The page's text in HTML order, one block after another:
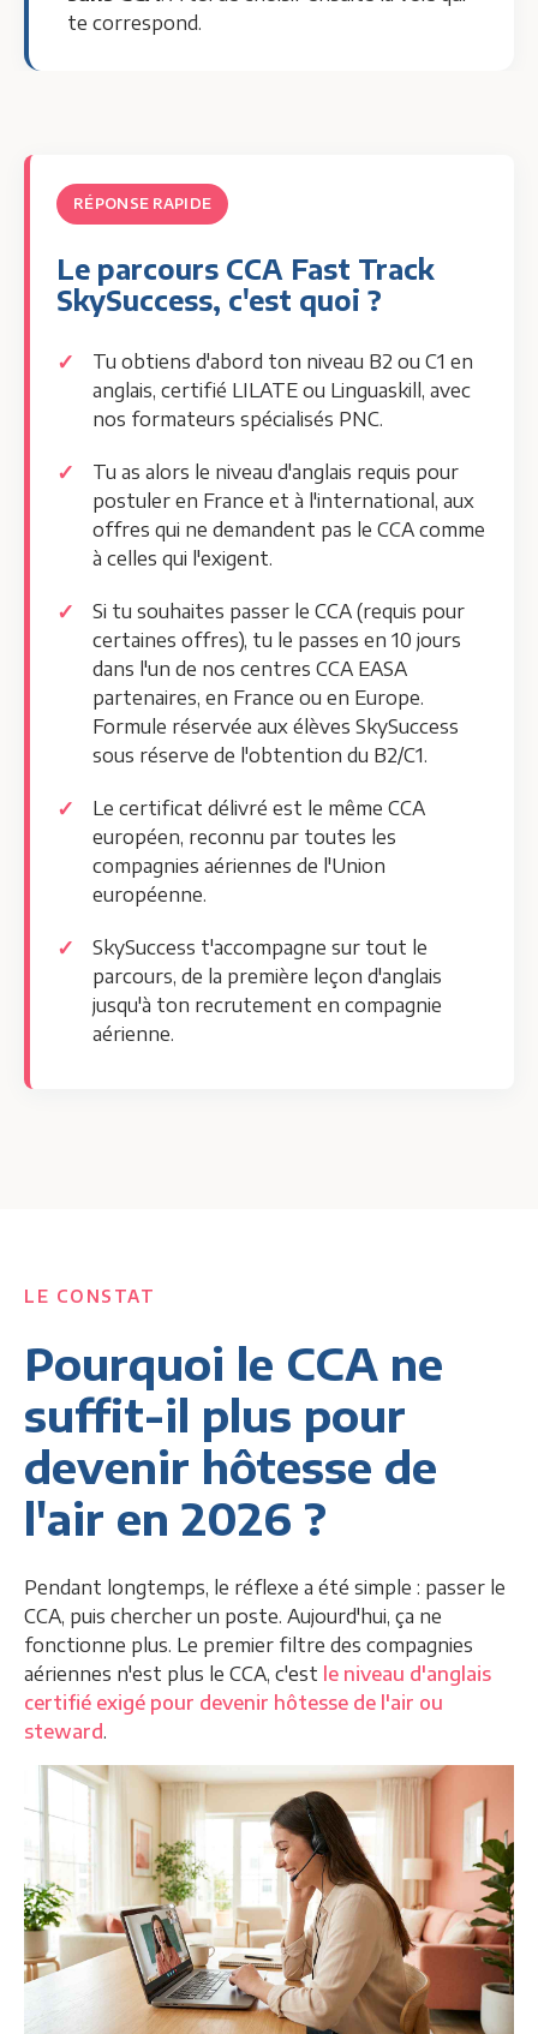
te correspond.
RÉPONSE RAPIDE
Le parcours CCA Fast Track
SkySuccess, c'est quoi ?
Tu obtiens d'abord ton niveau B2 ou C1 en
anglais, certifié LILATE ou Linguaskill, avec
nos formateurs spécialisés PNC.
Tu as alors le niveau d'anglais requis pour
postuler en France et à l'international, aux
offres qui ne demandent pas le CCA comme
à celles qui l'exigent.
Si tu souhaites passer le CCA (requis pour
certaines offres), tu le passes en 10 jours
dans l'un de nos centres CCA EASA
partenaires, en France ou en Europe.
Formule réservée aux élèves SkySuccess
sous réserve de l'obtention du B2/C1.
Le certificat délivré est le même CCA
européen, reconnu par toutes les
compagnies aériennes de l'Union
européenne.
SkySuccess t'accompagne sur tout le
parcours, de la première leçon d'anglais
jusqu'à ton recrutement en compagnie
aérienne.
LE CONSTAT
Pourquoi le CCA ne
suffit-il plus pour
devenir hôtesse de
l'air en 2026 ?
Pendant longtemps, le réflexe a été simple : passer le
CCA, puis chercher un poste. Aujourd'hui, ça ne
fonctionne plus. Le premier filtre des compagnies
aériennes n'est plus le CCA, c'est le niveau d'anglais
certifié exigé pour devenir hôtesse de l'air ou
steward.